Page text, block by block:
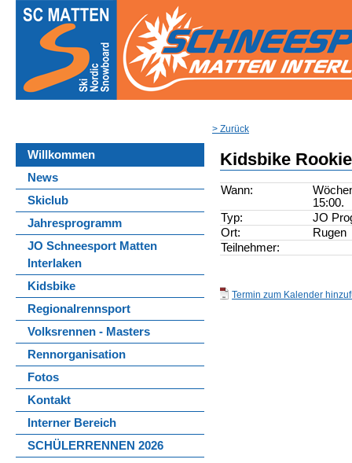
Willkommen
News
Skiclub
Jahresprogramm
JO Schneesport Matten
Interlaken
Kidsbike
Regionalrennsport
Volksrennen - Masters
Rennorganisation
Fotos
Kontakt
Interner Bereich
SCHÜLERRENNEN 2026
> Zurück
Kidsbike
Wann:
15:00.
Typ:
JO
Ort:
Rugen
Teilnehmer:
Termin zum Kalender